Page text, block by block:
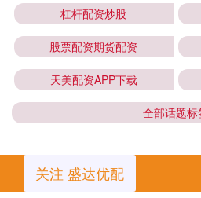
杠杆配资炒股
股票配资期货配资
天美配资APP下载
全部话题标
关注 盛达优配